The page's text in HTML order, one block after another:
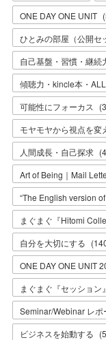
ONE DAY ONE UNIT (
ひとみの部屋（公開セ
自己基盤・習慣・継続
傾聴力・kincle本・
可能性にフォーカス
(
モヤモヤから視点を変
人間成長・自己探求 (
Art of Being｜Mail
“The English version
まぐまぐ『Hitomi
自分を大切にする (
ONE DAY ONE UNIT
まぐまぐ『セッション
Seminar/Webinar レポ
ビジネスを始動する (